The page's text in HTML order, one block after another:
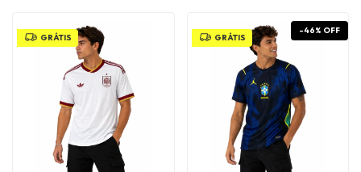
GRÁTIS GRÁTIS
-46% OFF